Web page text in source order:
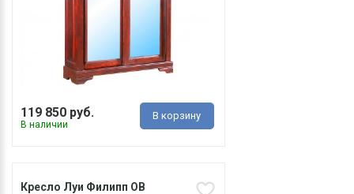
119 850 руб.
В наличии
В корзину
Кресло Луи Филипп ОВ